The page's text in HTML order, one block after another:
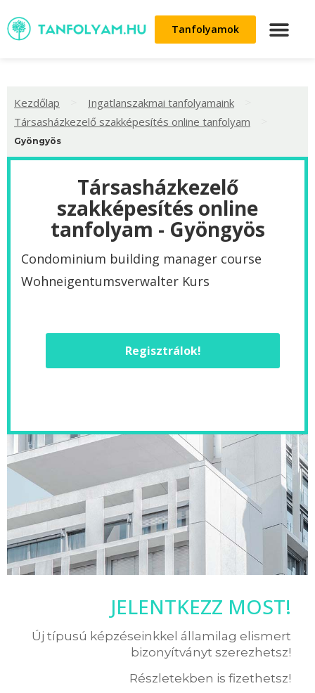
Tanfolyamok
Kezdőlap Ingatlanszakmai tanfolyamaink
Társasházkezelő szakképesítés online tanfolyam
Gyöngyös
Társasházkezelő
szakképesítés online
tanfolyam - Gyöngyös
Condominium building manager course
Wohneigentumsverwalter Kurs
Regisztrálok!
JELENTKEZZ MOST!
Új típusú képzéseinkkel államilag elismert
bizonyítványt szerezhetsz!
Részletekben is fizethetsz!